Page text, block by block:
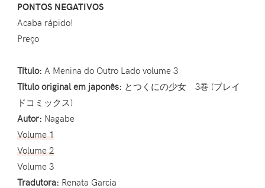
PONTOS NEGATIVOS
Acaba rápido!
Preço
Título: A Menina do Outro Lado volume 3
Título original em japonês: とつくにの少女 3巻 (ブレイ
ドコミックス)
Autor: Nagabe
Volume 1
Volume 2
Volume 3
Tradutora: Renata Garcia